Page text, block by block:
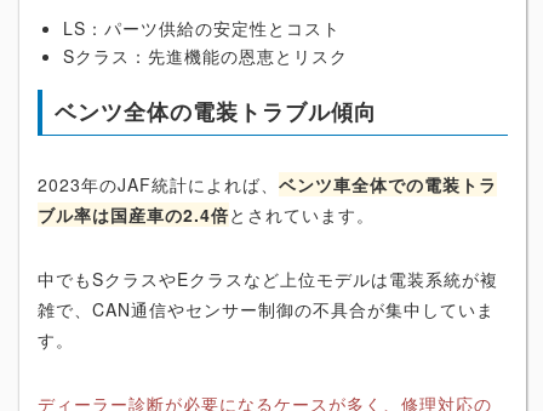
LS：パーツ供給の安定性とコスト
Sクラス：先進機能の恩恵とリスク
ベンツ全体の電装トラブル傾向
2023年のJAF統計によれば、 ベンツ車全体での電装トラ
ブル率は国産車の2.4倍とされています。
中でもSクラスやEクラスなど上位モデルは電装系統が複
雑で、CAN通信やセンサー制御の不具合が集中していま
す。
ディーラー診断が必要になるケースが多く、修理対応の